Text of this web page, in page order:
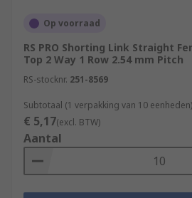
Op voorraad
RS PRO Shorting Link Straight
Top 2 Way 1 Row 2.54 mm Pitch
RS-stocknr. 251-8569
Subtotaal (1 verpakking van 10 eenheden)
€ 5,17(excl. BTW)
Aantal